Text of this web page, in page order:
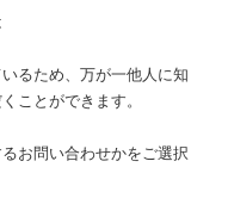
るため、万が一他人に知
ことができます。
お問い合わせかをご選択